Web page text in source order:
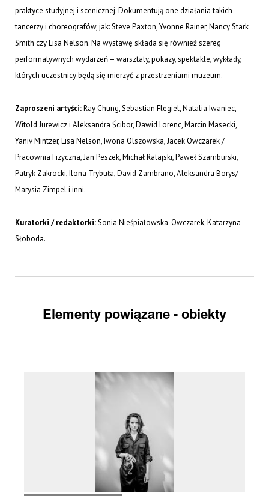
praktyce studyjnej i scenicznej. Dokumentują one działania takich
tancerzy i choreografów, jak: Steve Paxton, Yvonne Rainer, Nancy Stark
Smith czy Lisa Nelson. Na wystawę składa się również szereg
performatywnych wydarzeń – warsztaty, pokazy, spektakle, wykłady,
których uczestnicy będą się mierzyć z przestrzeniami muzeum.
Zaproszeni artyści:Ray Chung, Sebastian Flegiel, Natalia Iwaniec,
Witold Jurewicz i Aleksandra Ścibor, Dawid Lorenc, Marcin Masecki,
Yaniv Mintzer, Lisa Nelson, Iwona Olszowska, Jacek Owczarek /
Pracownia Fizyczna, Jan Peszek, Michał Ratajski, Paweł Szamburski,
Patryk Zakrocki, Ilona Trybuła, David Zambrano, Aleksandra Borys/
Marysia Zimpel i inni.
Kuratorki / redaktorki:Sonia Nieśpiałowska-Owczarek, Katarzyna
Słoboda.
Elementy powiązane - obiekty